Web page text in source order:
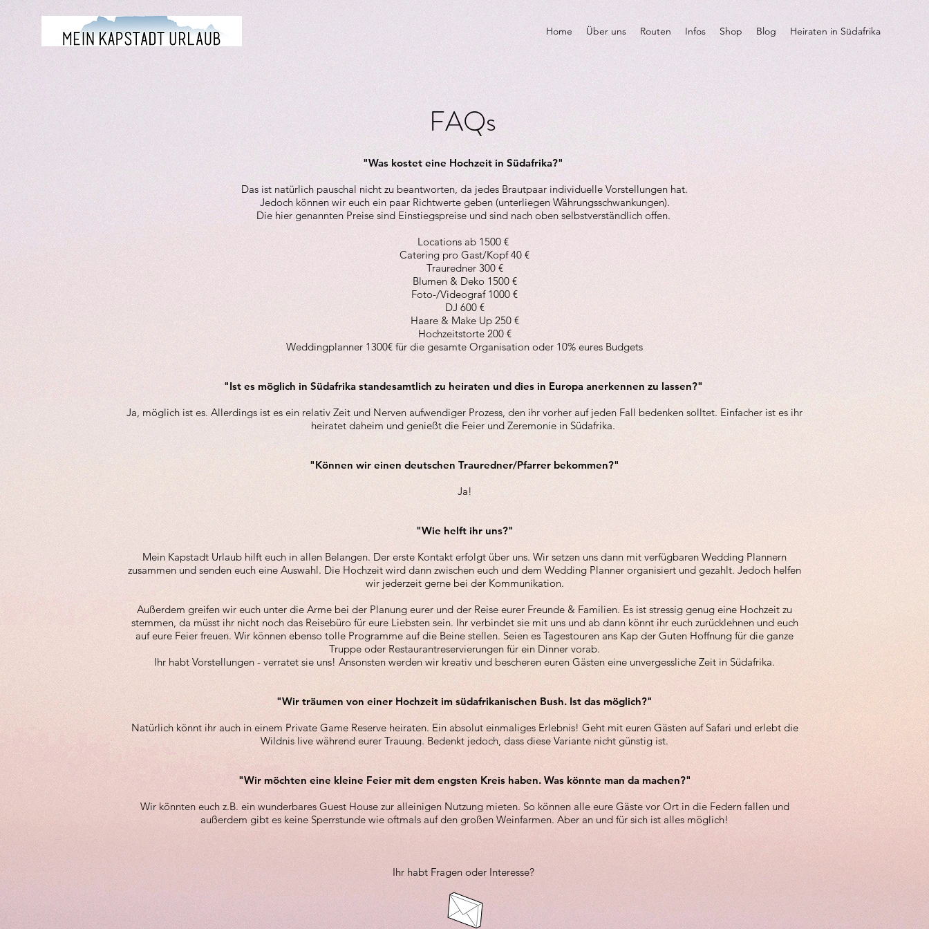
Home Über uns Routen Infos Shop Blog Heiraten in Südafrika
FAQs
"Was kostet eine Hochzeit in Südafrika?"
Das ist natürlich pauschal nicht zu beantworten, da jedes Brautpaar individuelle Vorstellungen hat.
Jedoch können wir euch ein paar Richtwerte geben (unterliegen Währungsschwankungen).
Die hier genannten Preise sind Einstiegspreise und sind nach oben selbstverständlich offen.
Locations ab 1500 €
Catering pro Gast/Kopf 40 €
Trauredner 300 €
Blumen & Deko 1500 €
Foto-/Videograf 1000 €
DJ 600 €
Haare & Make Up 250 €
Hochzeitstorte 200 €
Weddingplanner 1300€ für die gesamte Organisation oder 10% eures Budgets
"Ist es möglich in Südafrika standesamtlich zu heiraten und dies in Europa anerkennen zu lassen?"
Ja, möglich ist es. Allerdings ist es ein relativ Zeit und Nerven aufwendiger Prozess, den ihr vorher auf jeden Fall bedenken solltet. Einfacher ist es ihr
heiratet daheim und genießt die Feier und Zeremonie in Südafrika.
"Können wir einen deutschen Trauredner/Pfarrer bekommen?"
Ja!
"Wie helft ihr uns?"
Mein Kapstadt Urlaub hilft euch in allen Belangen. Der erste Kontakt erfolgt über uns. Wir setzen uns dann mit verfügbaren Wedding Plannern
zusammen und senden euch eine Auswahl. Die Hochzeit wird dann zwischen euch und dem Wedding Planner organisiert und gezahlt. Jedoch helfen
wir jederzeit gerne bei der Kommunikation.
Außerdem greifen wir euch unter die Arme bei der Planung eurer und der Reise eurer Freunde & Familien. Es ist stressig genug eine Hochzeit zu
stemmen, da müsst ihr nicht noch das Reisebüro für eure Liebsten sein. Ihr verbindet sie mit uns und ab dann könnt ihr euch zurücklehnen und euch
auf eure Feier freuen. Wir können ebenso tolle Programme auf die Beine stellen. Seien es Tagestouren ans Kap der Guten Hoffnung für die ganze
Truppe oder Restaurantreservierungen für ein Dinner vorab.
Ihr habt Vorstellungen - verratet sie uns! Ansonsten werden wir kreativ und bescheren euren Gästen eine unvergessliche Zeit in Südafrika.
"Wir träumen von einer Hochzeit im südafrikanischen Bush. Ist das möglich?"
Natürlich könnt ihr auch in einem Private Game Reserve heiraten. Ein absolut einmaliges Erlebnis! Geht mit euren Gästen auf Safari und erlebt die
Wildnis live während eurer Trauung. Bedenkt jedoch, dass diese Variante nicht günstig ist.
"Wir möchten eine kleine Feier mit dem engsten Kreis haben. Was könnte man da machen?"
Wir könnten euch z.B. ein wunderbares Guest House zur alleinigen Nutzung mieten. So können alle eure Gäste vor Ort in die Federn fallen und
außerdem gibt es keine Sperrstunde wie oftmals auf den großen Weinfarmen. Aber an und für sich ist alles möglich!
Ihr habt Fragen oder Interesse?